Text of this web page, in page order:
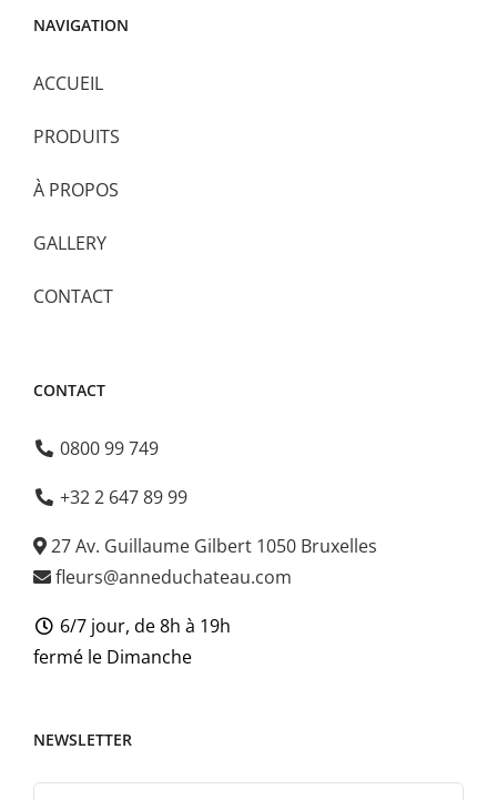
NAVIGATION
ACCUEIL
PRODUITS
À PROPOS
GALLERY
CONTACT
CONTACT
0800 99 749
+32 2 647 89 99
27 Av. Guillaume Gilbert 1050 Bruxelles
fleurs@anneduchateau.com
6/7 jour, de 8h à 19h
fermé le Dimanche
NEWSLETTER